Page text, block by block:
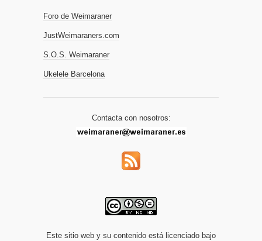
Foro de Weimaraner
JustWeimaraners.com
S.O.S. Weimaraner
Ukelele Barcelona
Contacta con nosotros:
Este sitio web y su contenido está licenciado bajo